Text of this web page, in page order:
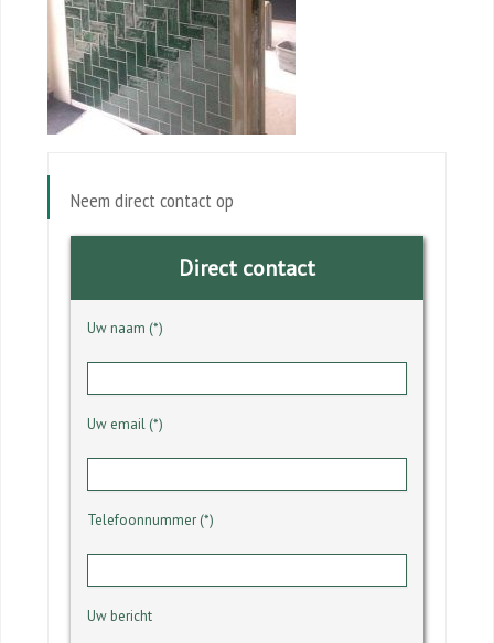
Neem direct contact op
Direct contact
Uw naam (*)
Uw email (*)
Telefoonnummer (*)
Uw bericht